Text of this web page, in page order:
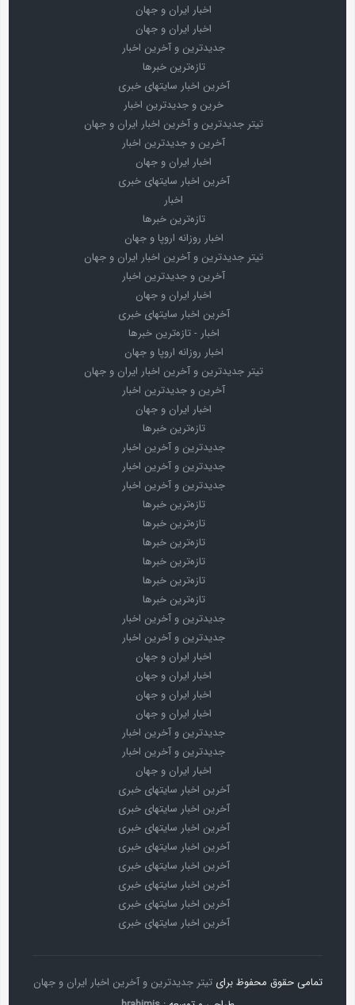
اخبار ایران و جهان
اخبار ایران و جهان
جدیدترین و آخرین اخبار
تازه‌ترین خبرها
آخرین اخبار سایتهای خبری
خرین و جدیدترین اخبار
تیتر جدیدترین و آخرین اخبار ایران و جهان
آخرین و جدیدترین اخبار
اخبار ایران و جهان
آخرین اخبار سایتهای خبری
اخبار
تازه‌ترین خبرها
اخبار روزانه اروپا و جهان
تیتر جدیدترین و آخرین اخبار ایران و جهان
آخرین و جدیدترین اخبار
اخبار ایران و جهان
آخرین اخبار سایتهای خبری
اخبار - تازه‌ترین خبرها
اخبار روزانه اروپا و جهان
تیتر جدیدترین و آخرین اخبار ایران و جهان
آخرین و جدیدترین اخبار
اخبار ایران و جهان
تازه‌ترین خبرها
جدیدترین و آخرین اخبار
جدیدترین و آخرین اخبار
جدیدترین و آخرین اخبار
تازه‌ترین خبرها
تازه‌ترین خبرها
تازه‌ترین خبرها
تازه‌ترین خبرها
تازه‌ترین خبرها
تازه‌ترین خبرها
جدیدترین و آخرین اخبار
جدیدترین و آخرین اخبار
اخبار ایران و جهان
اخبار ایران و جهان
اخبار ایران و جهان
اخبار ایران و جهان
جدیدترین و آخرین اخبار
جدیدترین و آخرین اخبار
اخبار ایران و جهان
آخرین اخبار سایتهای خبری
آخرین اخبار سایتهای خبری
آخرین اخبار سایتهای خبری
آخرین اخبار سایتهای خبری
آخرین اخبار سایتهای خبری
آخرین اخبار سایتهای خبری
آخرین اخبار سایتهای خبری
آخرین اخبار سایتهای خبری
تمامی حقوق محفوظ برای تیتر جدیدترین و آخرین اخبار ایران و جهان